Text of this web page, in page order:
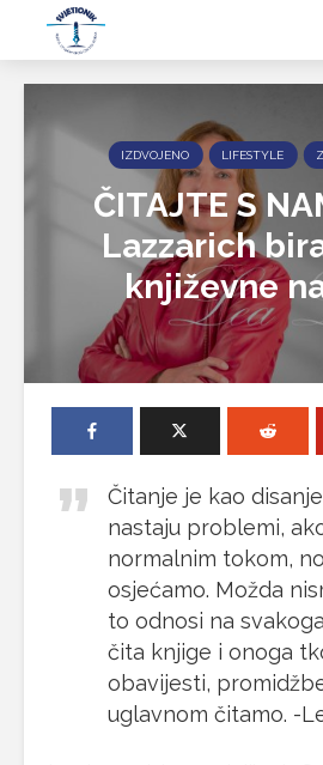
IZDVOJENO LIFESTYLE
ČITAJTE S
Lazzarich
književne
Čitanje je kao
nastaju problemi,
normalnim tokom,
osjećamo. Možda
to odnosi na
čita knjige i onoga
obavijesti,
uglavnom čitamo. -